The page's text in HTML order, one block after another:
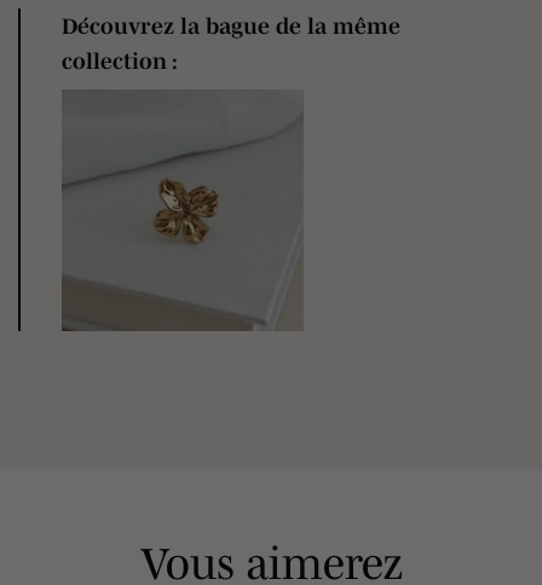
Découvrez la bague de la même
collection :
Vous aimerez